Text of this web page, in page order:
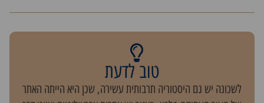
טוב לדעת
לשכונה יש גם היסטוריה תרבותית עשירה, שכן היא הייתה האתר